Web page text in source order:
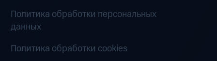
Политика обработки персональных
данных
Политика обработки cookies